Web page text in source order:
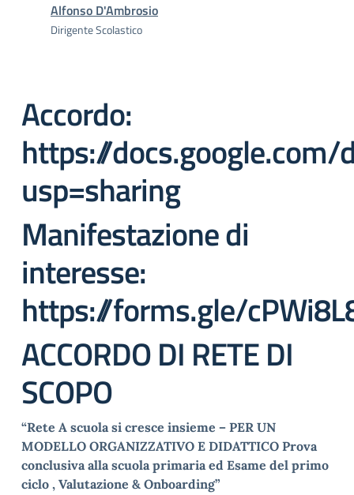
Alfonso D'Ambrosio
Dirigente Scolastico
Accordo:
https://
usp=sharing
Manifestazione di
interesse:
https://forms.gle/
ACCORDO DI RETE DI
SCOPO
“Rete A scuola si cresce insieme – PER UN
MODELLO ORGANIZZATIVO E DIDATTICO Prova
conclusiva alla scuola primaria ed Esame del primo
ciclo , Valutazione & Onboarding”